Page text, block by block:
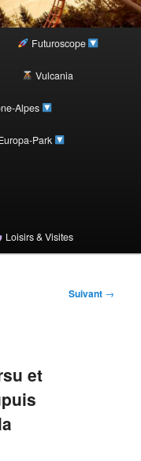
Futuroscope
Vulcania
Alpes
Park
Loisirs & Visites
Suivant →
et